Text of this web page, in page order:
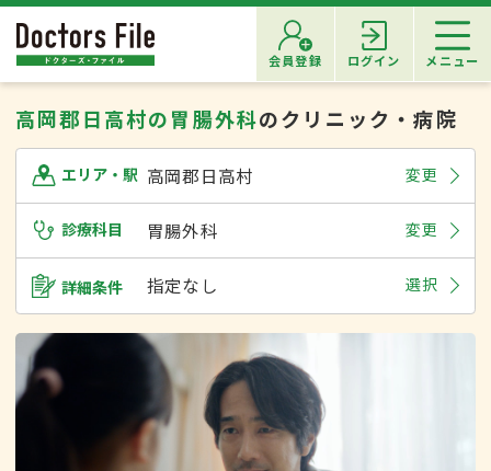
会員登録 ログイン メニュー
高岡郡日高村の胃腸外科のクリニック・病院
エリア・駅 高岡郡日高村 変更
診療科目 胃腸外科 変更
詳細条件 指定なし 選択